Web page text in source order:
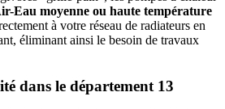
Eau moyenne ou haute température
à votre réseau de radiateurs en
éliminant ainsi le besoin de travaux
dans le département 13